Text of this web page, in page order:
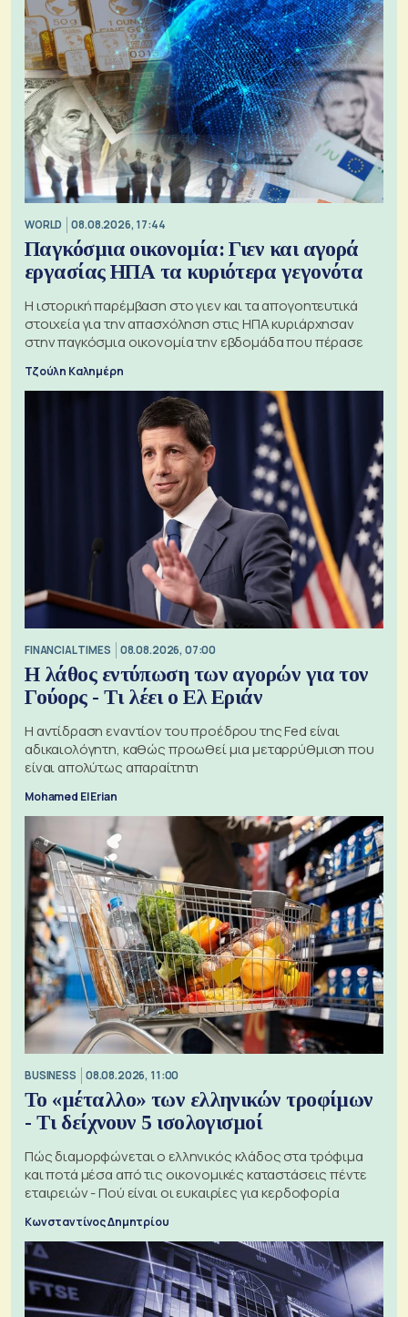
WORLD 08.08.2026, 17:44
Παγκόσμια οικονομία: Γιεν και αγορά
εργασίας ΗΠΑ τα κυριότερα γεγονότα
Η ιστορική παρέμβαση στο γιεν και τα απογοητευτικά
στοιχεία για την απασχόληση στις ΗΠΑ κυριάρχησαν
στην παγκόσμια οικονομία την εβδομάδα που πέρασε
Τζούλη Καλημέρη
FINANCIAL TIMES 08.08.2026, 07:00
Η λάθος εντύπωση των αγορών για τον
Γούορς - Τι λέει ο Ελ Εριάν
Η αντίδραση εναντίον του προέδρου της Fed είναι
αδικαιολόγητη, καθώς προωθεί μια μεταρρύθμιση που
είναι απολύτως απαραίτητη
Mohamed El Erian
BUSINESS 08.08.2026, 11:00
Το «μέταλλο» των ελληνικών τροφίμων
- Τι δείχνουν 5 ισολογισμοί
Πώς διαμορφώνεται ο ελληνικός κλάδος στα τρόφιμα
και ποτά μέσα από τις οικονομικές καταστάσεις πέντε
εταιρειών - Πού είναι οι ευκαιρίες για κερδοφορία
Κωνσταντίνος Δημητρίου